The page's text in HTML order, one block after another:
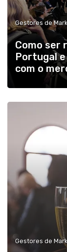
Gestores de
Como ser
Portugal
com o
Gestores de